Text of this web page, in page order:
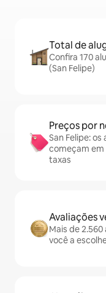
Total de
Confira 170
(San Felipe)
Preços por
San Felipe:
começam em
taxas
Avaliações
Mais de
você a